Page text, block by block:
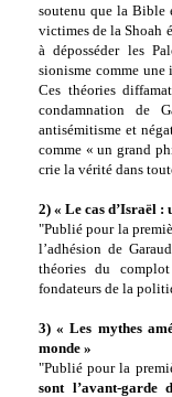
soutenu que la
victimes de la Shoah
à déposséder les
sionisme comme une
Ces théories
condamnation de
antisémitisme et
comme « un grand
crie la vérité dans
2) « Le cas d’Israël :
"Publié pour la
l’adhésion de
théories du
fondateurs de la
3) « Les mythes
monde »
"Publié pour la
sont l’avant-garde